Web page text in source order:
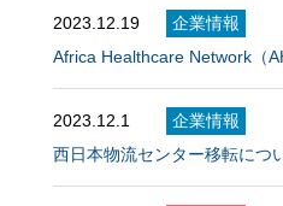
2023.12.19
企業情報
Africa Healthcare Network（
2023.12.1
企業情報
西日本物流センター移転につ